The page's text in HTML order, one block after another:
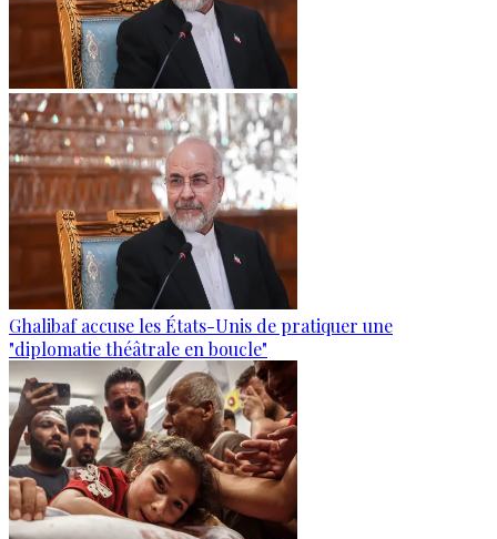
Ghalibaf accuse les États-Unis de pratiquer une
"diplomatie théâtrale en boucle"